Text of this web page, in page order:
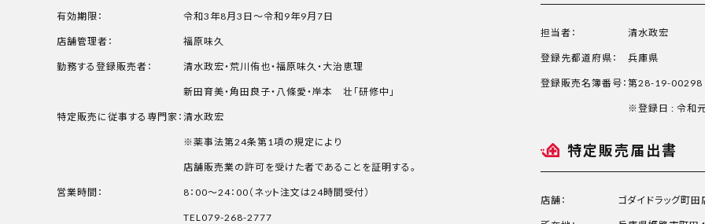
有効期限： 令和3年8月3日～令和9年9月7日
店舗管理者： 福原味久
勤務する登録販売者： 清水政宏・荒川侑也・福原味久・大治恵理
新田育美・角田良子・八條愛・岸本 壮「研修中」
特定販売に従事する専門家： 清水政宏
※薬事法第24条第1項の規定により
店舗販売業の許可を受けた者であることを証明する。
営業時間： 8：00～24：00（ネット注文は24時間受付）
TEL079-268-2777
担当者： 清水政宏
登録先都道府県： 兵庫県
登録販売名簿番号： 第28-19-00298
※登録日 : 令和
特定販売届出書
店舗： ゴダイドラッグ町田